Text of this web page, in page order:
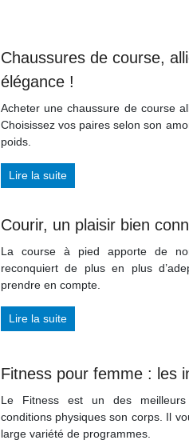
Chaussures de course,
élégance !
Acheter une chaussure de course
Choisissez vos paires selon son
poids.
Lire la suite
Courir, un plaisir bien
La course à pied apporte de
reconquiert de plus en plus
prendre en compte.
Lire la suite
Fitness pour femme : les
Le Fitness est un des
conditions physiques son corps. Il
large variété de programmes.